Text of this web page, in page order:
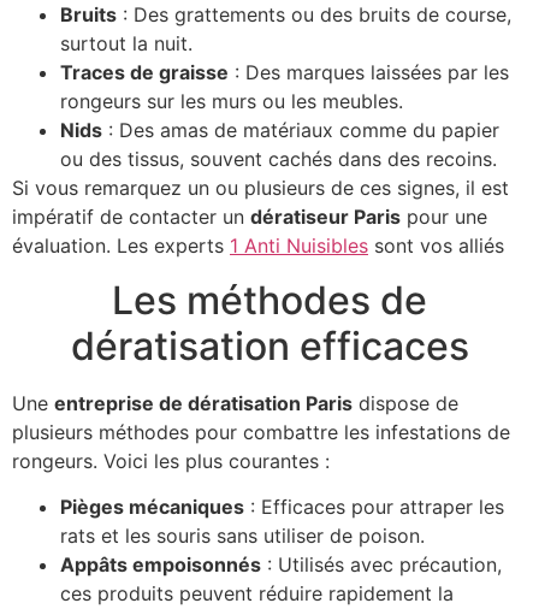
Bruits : Des grattements ou des bruits de course,
surtout la nuit.
Traces de graisse : Des marques laissées par les
rongeurs sur les murs ou les meubles.
Nids : Des amas de matériaux comme du papier
ou des tissus, souvent cachés dans des recoins.
Si vous remarquez un ou plusieurs de ces signes, il est
impératif de contacter un dératiseur Paris pour une
évaluation. Les experts 1 Anti Nuisibles sont vos alliés
Les méthodes de
dératisation efficaces
Une entreprise de dératisation Paris dispose de
plusieurs méthodes pour combattre les infestations de
rongeurs. Voici les plus courantes :
Pièges mécaniques : Efficaces pour attraper les
rats et les souris sans utiliser de poison.
Appâts empoisonnés : Utilisés avec précaution,
ces produits peuvent réduire rapidement la